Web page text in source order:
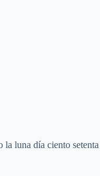
luna día ciento setenta